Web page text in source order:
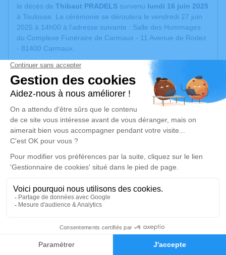
Faire-part Hommages
le décès de Thibaut PRADELS survenu lundi 16 juin 2025
à Toulouse. La cérémonie se déroulera le vendredi 27 juin
2025 à 14h00 à l'adresse suivante : Salle des Hommages
du Complexe Funéraire de Carmaux - 11 Avenue de Rodez
- 81400 Carmaux.
Nous vous invitons à utiliser cet espace pour laisser vos
condoléances, partager des photos souvenirs, une
anecdote ou exprimer vos pensées à travers des poèmes
ou des textes. Cet endroit est un lieu d'expression dédié à
honorer la mémoire de Thibaut PRADELS.
Selon la volonté du défunt, ni fleurs, ni plaques.
Une boîte à dons sera mise à disposition pour soutenir la
famille et au profit de l'association ARCFA (cardiologie
Cérémonie civile
Salle des Hommages du Complexe Funéraire
de Carmaux